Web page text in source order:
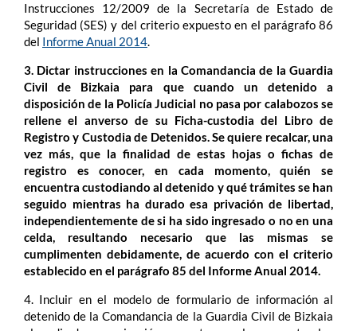
Instrucciones 12/2009 de la Secretaría de Estado de
Seguridad (SES) y del criterio expuesto en el parágrafo 86
del Informe Anual 2014.
3. Dictar instrucciones en la Comandancia de la Guardia
Civil de Bizkaia para que cuando un detenido a
disposición de la Policía Judicial no pasa por calabozos se
rellene el anverso de su Ficha-custodia del Libro de
Registro y Custodia de Detenidos. Se quiere recalcar, una
vez más, que la finalidad de estas hojas o fichas de
registro es conocer, en cada momento, quién se
encuentra custodiando al detenido y qué trámites se han
seguido mientras ha durado esa privación de libertad,
independientemente de si ha sido ingresado o no en una
celda, resultando necesario que las mismas se
cumplimenten debidamente, de acuerdo con el criterio
establecido en el parágrafo 85 del Informe Anual 2014.
4. Incluir en el modelo de formulario de información al
detenido de la Comandancia de la Guardia Civil de Bizkaia